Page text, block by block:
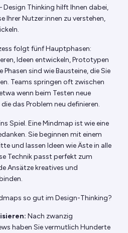
Design Thinking hilft Ihnen dabei,
Ihrer Nutzer:innen zu verstehen,
folgt fünf Hauptphasen:
Ideen entwickeln, Prototypen
Phasen sind wie Bausteine, die Sie
Teams springen oft zwischen
wenn beim Testen neue
das Problem neu definieren.
Spiel. Eine Mindmap ist wie eine
Sie beginnen mit einem
und lassen Ideen wie Äste in alle
Technik passt perfekt zum
Ansätze kreatives und
so gut im Design-Thinking?
Nach zwanzig
haben Sie vermutlich Hunderte